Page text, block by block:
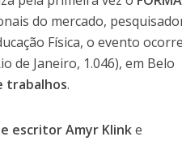
do mercado,
Física, o evento
de Janeiro, 1.046), em Belo
trabalhos.
escritor Amyr Klinke